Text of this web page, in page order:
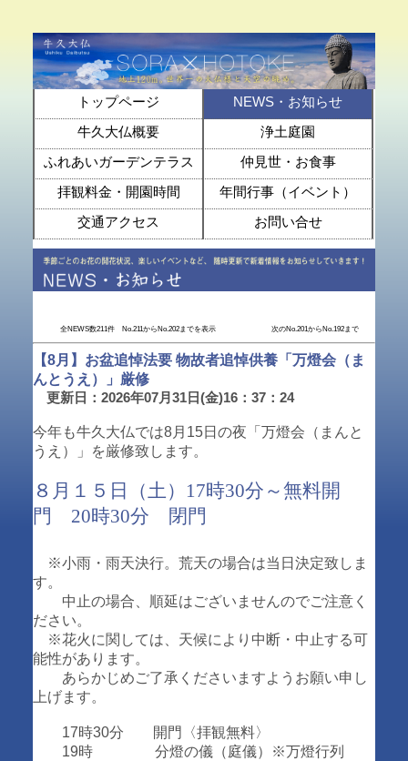
トップページ
NEWS・お知らせ
牛久大仏概要
浄土庭園
ふれあいガーデンテラス
仲見世・お食事
拝観料金・開園時間
年間行事（イベント）
交通アクセス
お問い合せ
全NEWS数211件 No.211からNo.202までを表示 次のNo.201からNo.192まで
【8月】お盆追悼法要 物故者追悼供養「万燈会（ま
んとうえ）」厳修
更新日：2026年07月31日(金)16：37：24
今年も牛久大仏では8月15日の夜「万燈会（まんと
うえ）」を厳修致します。
８月１５日（土）17時30分～無料開
門 20時30分 閉門
※小雨・雨天決行。荒天の場合は当日決定致しま
す。
中止の場合、順延はございませんのでご注意く
ださい。
※花火に関しては、天候により中断・中止する可
能性があります。
あらかじめご了承くださいますようお願い申し
上げます。
17時30分 開門〈拝観無料〉
19時 分燈の儀（庭儀）※万燈行列